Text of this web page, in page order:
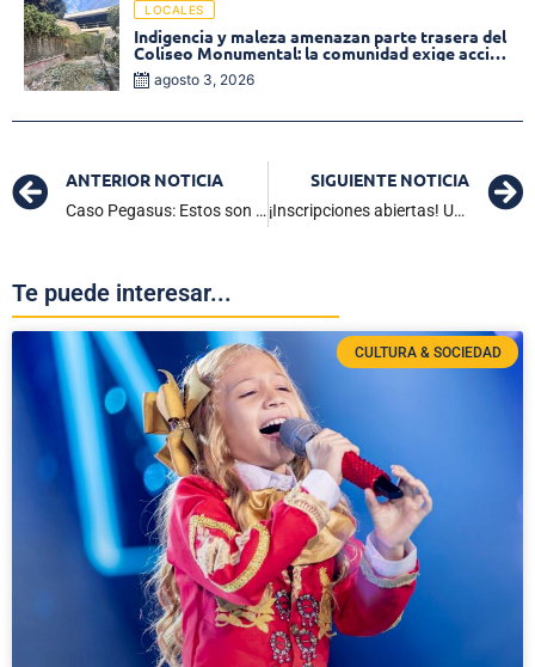
LOCALES
Indigencia y maleza amenazan parte trasera del
Coliseo Monumental: la comunidad exige acción
inmediata!
agosto 3, 2026
ANTERIOR NOTICIA
Caso Pegasus: Estos son los exfuncionarios del gobierno Duque entrevistados por la Fiscalía
SIGUIENTE NOTICIA
¡Inscripciones abiertas! Unimagdalena ofrece 32 programas de pregrado para el periodo 2025-I
Te puede interesar...
CULTURA & SOCIEDAD